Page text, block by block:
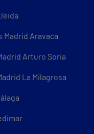
Madrid Aravaca
Arturo Soria
La Milagrosa